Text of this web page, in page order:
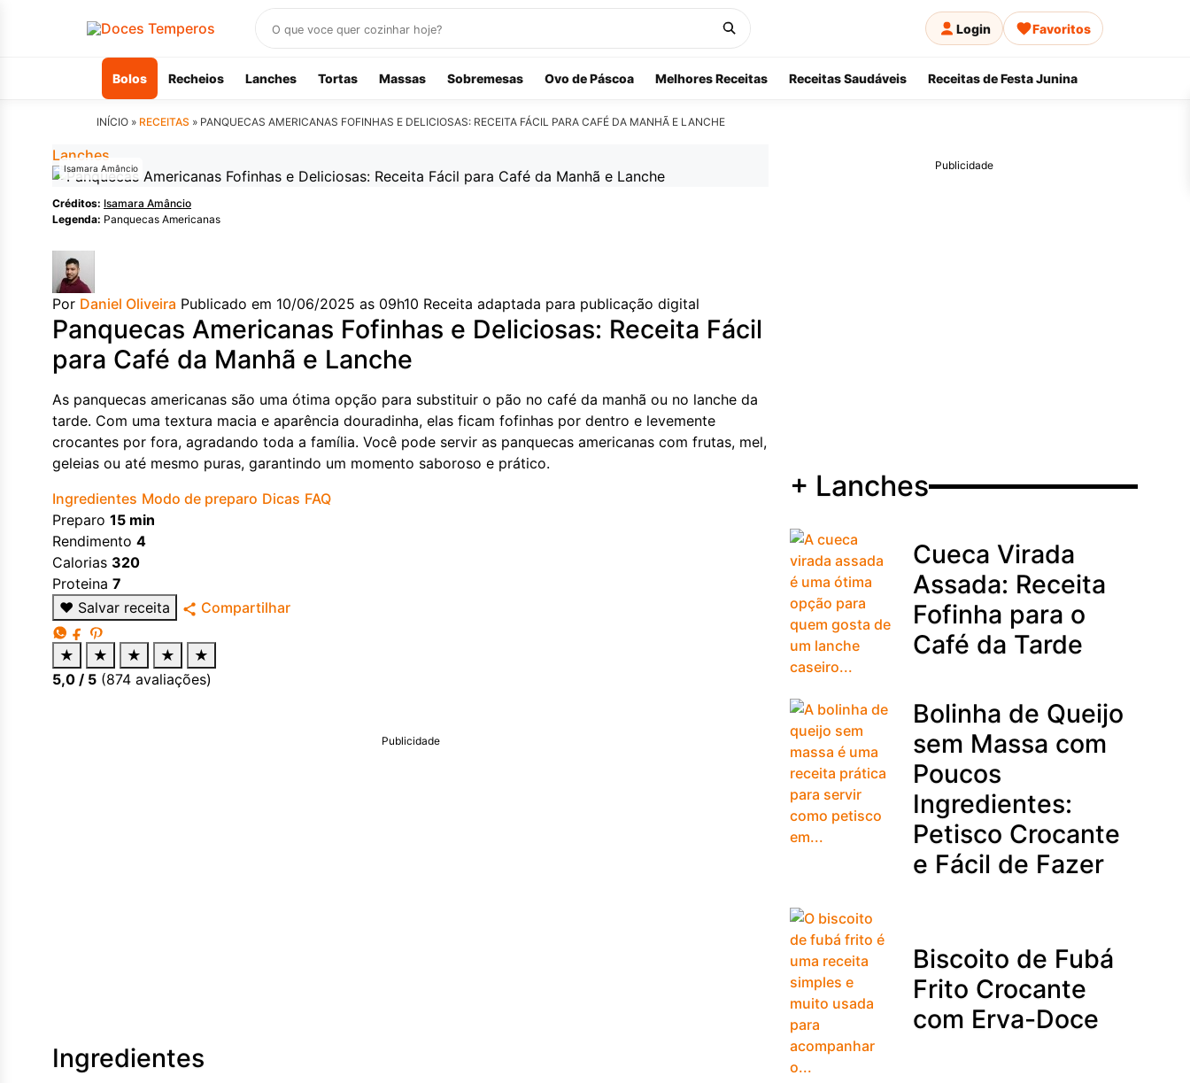
receitas
Login Favoritos
Bolos Recheios Lanches Tortas Massas Sobremesas Ovo de Páscoa Melhores Receitas Receitas Saudáveis Receitas de Festa Junina
INÍCIO » RECEITAS » PANQUECAS AMERICANAS FOFINHAS E DELICIOSAS: RECEITA FÁCIL PARA CAFÉ DA MANHÃ E LANCHE
Lanches
Isamara Amâncio
Créditos: Isamara Amâncio
Legenda: Panquecas Americanas
Por Daniel Oliveira Publicado em 10/06/2025 as 09h10 Receita adaptada para publicação digital
Panquecas Americanas Fofinhas e Deliciosas: Receita Fácil
para Café da Manhã e Lanche
As panquecas americanas são uma ótima opção para substituir o pão no café da manhã ou no lanche da
tarde. Com uma textura macia e aparência douradinha, elas ficam fofinhas por dentro e levemente
crocantes por fora, agradando toda a família. Você pode servir as panquecas americanas com frutas, mel,
geleias ou até mesmo puras, garantindo um momento saboroso e prático.
Ingredientes Modo de preparo Dicas FAQ
Preparo 15 min
Rendimento 4
Calorias 320
Proteina 7
♥ Salvar receita Compartilhar
★ ★ ★ ★
★
5,0 / 5 (874 avaliações)
Publicidade
Ingredientes
Publicidade
+ Lanches
Cueca Virada
Assada: Receita
Fofinha para o
Café da Tarde
Bolinha de Queijo
sem Massa com
Poucos
Ingredientes:
Petisco Crocante
e Fácil de Fazer
Biscoito de Fubá
Frito Crocante
com Erva-Doce